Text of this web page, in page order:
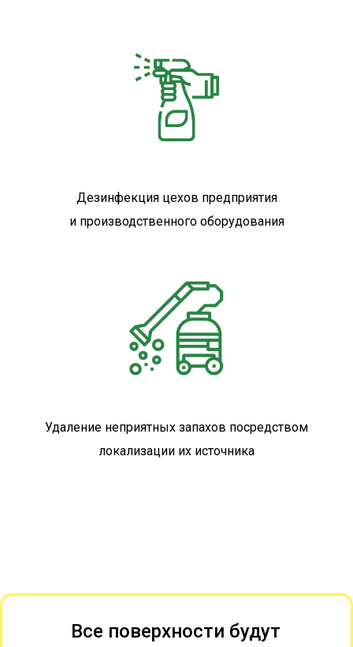
Дезинфекция цехов предприятия
и производственного оборудования
Удаление неприятных запахов посредством
локализации их источника
Все поверхности будут